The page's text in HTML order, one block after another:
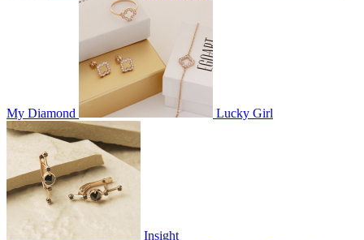
My Diamond Lucky Girl
Insight